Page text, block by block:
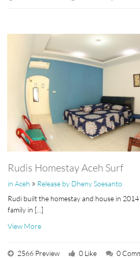
Rudis Homestay Aceh Surf
in Aceh » Release by Dheny Soesanto
Rudi built the homestay and house in
family in [...]
View More
2566 Preview 0 Like 0